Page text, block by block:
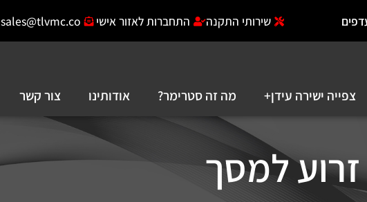
שירותי התקנה התחברות לאזור אישי sales@tlvmc.co
צפייה ישירה עידן+ מה זה סטרימר? אודותינו צור קשר
זרוע למסך